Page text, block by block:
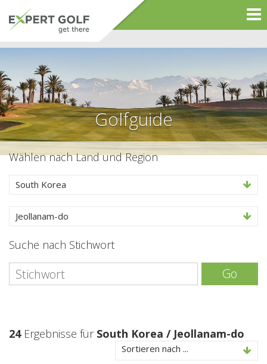
Golfguide
Wählen nach Land und Region
South Korea
Jeollanam-do
Suche nach Stichwort
Go
24Ergebnisse für South Korea / Jeollanam-do
Sortieren nach ...